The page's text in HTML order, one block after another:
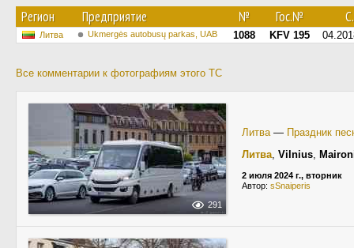
Регион Предприятие № Гос.№
Литва Ukmergės autobusų parkas, UAB 1088 KFV 195
Все комментарии к фотографиям этого ТС
291
Литва— Праздник
Литва, Vilnius,
2 июля 2024 г., вторник
Автор: sSnaiperis